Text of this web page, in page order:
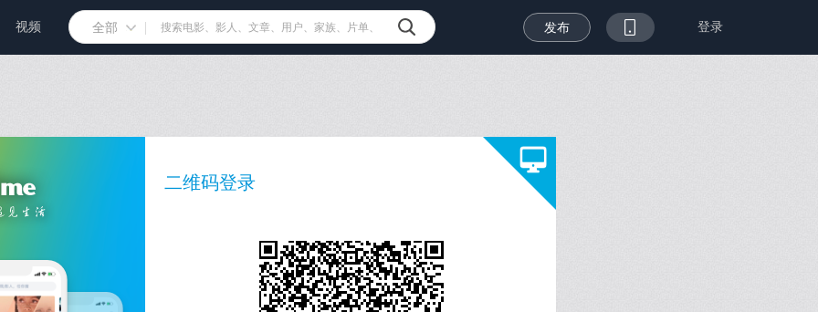
视频 全部 发布 登录
二维码登录